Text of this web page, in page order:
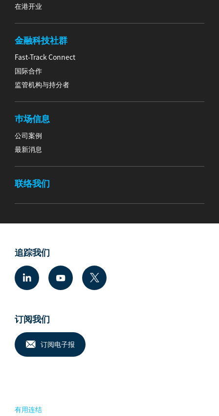
在港开业
金融科技社群
Fast-Track Connect
国际合作
监管机构与持分者
巿场信息
公司案例
最新消息
联络我们
追踪我们
订阅我们
订阅电子报
有用连结